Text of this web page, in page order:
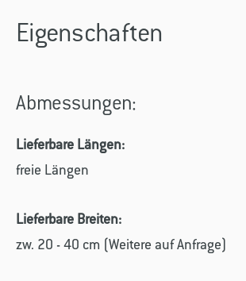
Eigenschaften
Abmessungen:
Lieferbare Längen:
freie Längen
Lieferbare Breiten:
zw. 20 - 40 cm (Weitere auf Anfrage)